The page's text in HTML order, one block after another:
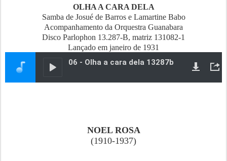
OLHA A CARA DELA
Samba de Josué de Barros e Lamartine Babo
Acompanhamento da Orquestra Guanabara
Disco Parlophon 13.287-B, matriz 131082-1
Lançado em janeiro de 1931
NOEL ROSA
(1910-1937)